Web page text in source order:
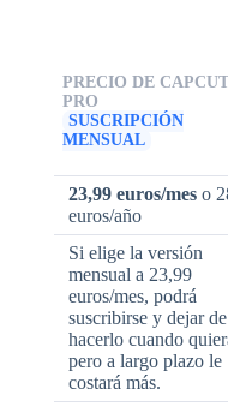
PRECIO DE CAPCUT
PRO
SUSCRIPCIÓN
MENSUAL
23,99 euros/meso
euros/año
Si elige la versión
mensual a 23,99
euros/mes, podrá
suscribirse y dejar de
hacerlo cuando
pero a largo plazo le
costará más.